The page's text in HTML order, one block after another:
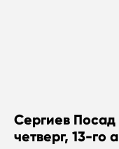
Сергиев
четверг, 13-го